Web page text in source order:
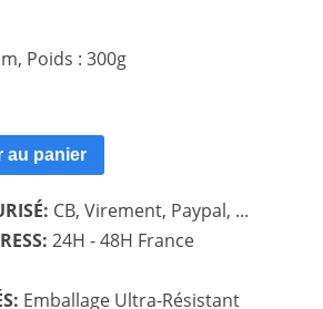
Poids : 300g
au panier
CB, Virement, Paypal, ...
24H - 48H France
Emballage Ultra-Résistant